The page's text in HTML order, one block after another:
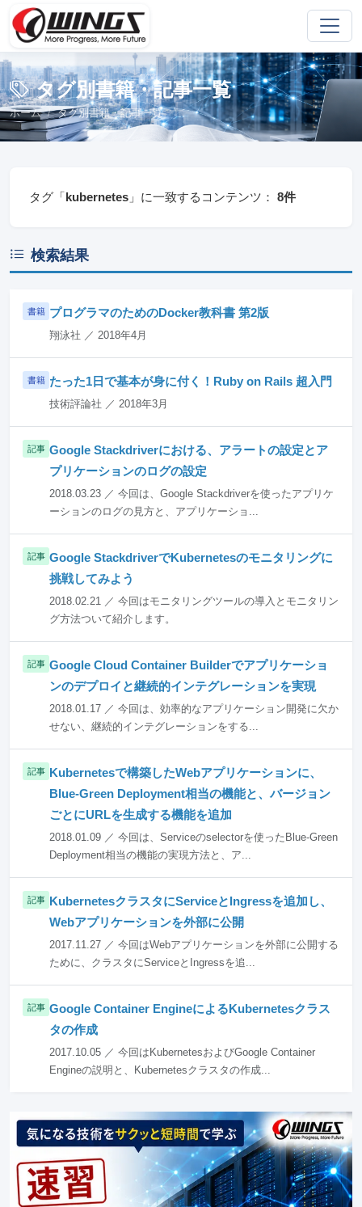
タグ別書籍・記事一覧
ホーム タグ別書籍・記事一覧
タグ「kubernetes 」に一致するコンテンツ： 8件
検索結果
書籍 プログラマのためのDocker教科書 第2版
翔泳社 ／ 2018年4月
書籍 たった1日で基本が身に付く！Ruby on Rails 超入門
技術評論社 ／ 2018年3月
記事 Google Stackdriverにおける、アラートの設定とア
プリケーションのログの設定
2018.03.23 ／ 今回は、Google Stackdriverを使ったアプリケ
ーションのログの見方と、アプリケーショ...
記事 Google StackdriverでKubernetesのモニタリングに
挑戦してみよう
2018.02.21 ／ 今回はモニタリングツールの導入とモニタリン
グ方法ついて紹介します。
記事 Google Cloud Container Builderでアプリケーショ
ンのデプロイと継続的インテグレーションを実現
2018.01.17 ／ 今回は、効率的なアプリケーション開発に欠か
せない、継続的インテグレーションをする...
記事 Kubernetesで構築したWebアプリケーションに、
Blue-Green Deployment相当の機能と、バージョン
ごとにURLを生成する機能を追加
2018.01.09 ／ 今回は、Serviceのselectorを使ったBlue-Green
Deployment相当の機能の実現方法と、ア...
記事 KubernetesクラスタにServiceとIngressを追加し、
Webアプリケーションを外部に公開
2017.11.27 ／ 今回はWebアプリケーションを外部に公開する
ために、クラスタにServiceとIngressを追...
記事 Google Container EngineによるKubernetesクラス
タの作成
2017.10.05 ／ 今回はKubernetesおよびGoogle Container
Engineの説明と、Kubernetesクラスタの作成...